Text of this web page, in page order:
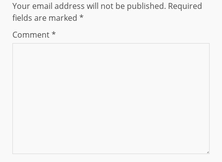
Your email address will not be published. Required
fields are marked *
Comment*